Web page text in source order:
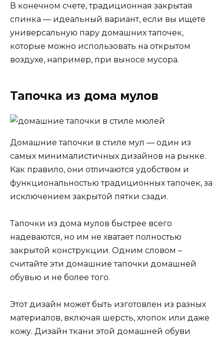
В конечном счете, традиционная закрытая
спинка — идеальный вариант, если вы ищете
универсальную пару домашних тапочек,
которые можно использовать на открытом
воздухе, например, при выносе мусора.
Тапочка из дома мулов
Домашние тапочки в стиле мул — один из
самых минималистичных дизайнов на рынке.
Как правило, они отличаются удобством и
функциональностью традиционных тапочек, за
исключением закрытой пятки сзади.
Тапочки из дома мулов быстрее всего
надеваются, но им не хватает полностью
закрытой конструкции. Одним словом –
считайте эти домашние тапочки домашней
обувью и не более того.
Этот дизайн может быть изготовлен из разных
материалов, включая шерсть, хлопок или даже
кожу. Дизайн ткани этой домашней обуви